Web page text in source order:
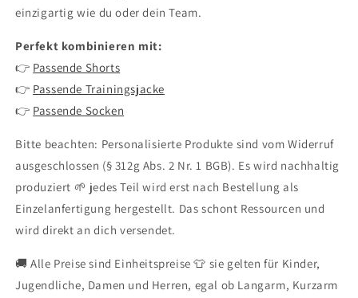
einzigartig wie du oder dein Team.
Perfekt kombinieren mit:
👉 Passende Shorts
👉 Passende Trainingsjacke
👉 Passende Socken
Bitte beachten: Personalisierte Produkte sind vom Widerruf
ausgeschlossen (§ 312g Abs. 2 Nr. 1 BGB). Es wird nachhaltig
produziert 🌱 jedes Teil wird erst nach Bestellung als
Einzelanfertigung hergestellt. Das schont Ressourcen und
wird direkt an dich versendet.
🚚 Alle Preise sind Einheitspreise 👕 sie gelten für Kinder,
Jugendliche, Damen und Herren, egal ob Langarm, Kurzarm